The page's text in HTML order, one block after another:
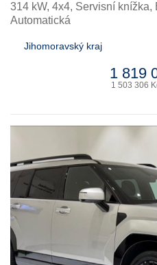
314 kW, 4x4, Servisní knížka,
Automatická
Jihomoravský kraj
1 819
1 503 306